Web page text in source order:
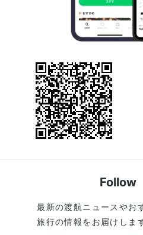
最新の渡航ニュースやお
旅行の情報をお届けしま